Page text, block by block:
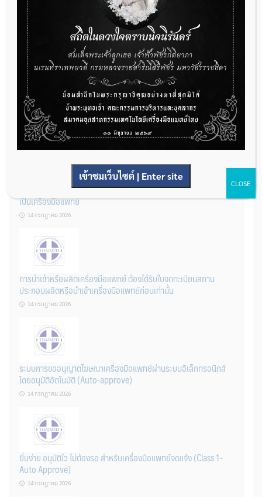
กองควบคุมเครื่องมือแพทย์ เปิดรับฟังความคิดเห็นหลักการยกร่าง
กฎหมาย จำนวน 3 ฉบับ ผ่านระบบกลางทางกฎหมาย
22 กรกฎาคม 2026
การโฆษณาเครื่องมือแพทย์แบบใดที่ได้รับการยกเว้นไม่ต้องขออนุญาต
14 กรกฎาคม 2026
รู้หรือไม่? ผลิตภัณฑ์ชุดตรวจสําหรับตรวจสอบการปนเปื้อนแบบใดจัด
เป็นเครื่องมือแพทย์
14 กรกฎาคม 2026
การนำเข้าหรือผลิตเครื่องมือแพทย์ ต้องได้รับใบจดทะเบียนสถาน
ประกอบผลิตหรือนำเข้าเครื่องมือแพทย์ก่อนเท่านั้น
14 กรกฎาคม 2026
ระบบการขออนุญาตโฆษณาเครื่องมือแพทย์ผ่านระบบอิเล็กทรอนิกส์
โดยอนุมัติอัตโนมัติ (Auto-approve)
14 กรกฎาคม 2026
ยื่นง่าย อนุมัติไว ไม่ต้องรอ สำหรับเครื่องมือแพทย์จดแจ้ง (Class 1-
Auto Approve)
14 กรกฎาคม 2026
เข้าชมเว็บไซต์ | Enter site
CLOSE